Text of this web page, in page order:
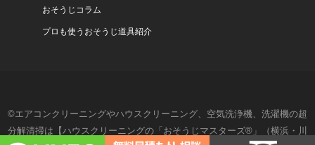
おそうじコラム
プロも使うおそうじ道具紹介
©エアコンクリーニングやハウスクリーニング、空気洗浄機、洗濯機の超
分解清掃は【ハウスクリーニングの「おそうじマスターズ®」（横浜・川